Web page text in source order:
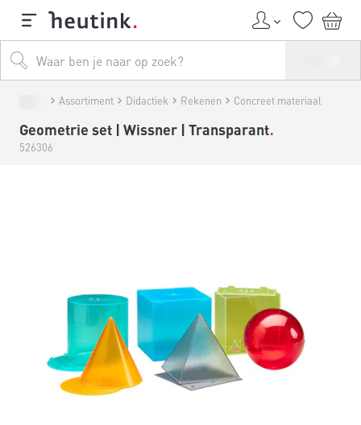
Assortiment Didactiek Rekenen Concreet materiaal
Geometrie set | Wissner | Transparant
526306